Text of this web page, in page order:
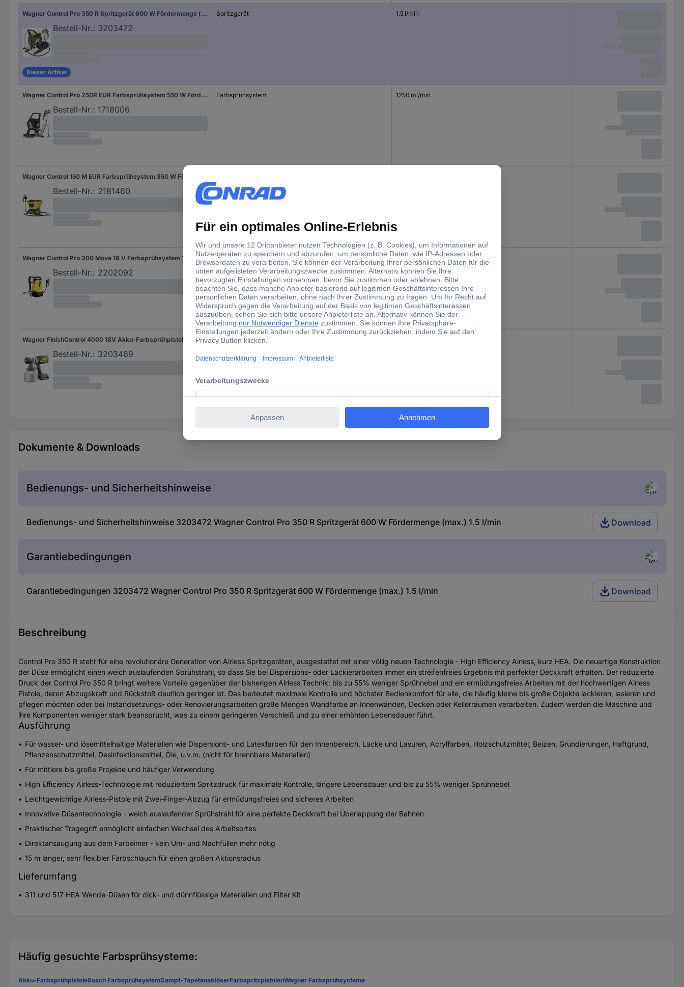
Wagner Control Pro 350 R Spritzgerät 600 W Fördermenge (max.) 1.5 l/min
Bestell-Nr.: 3203472
Dieser Artikel
Spritzgerät 1.5 l/min
Wagner Control Pro 250R EUR Farbsprühsystem 550 W Fördermenge (max.) 1250 ml/min
Bestell-Nr.: 1718006
Farbsprühsystem 1250 ml/min
Bestell-Nr.: 2181460
Wagner Control Pro 300 Move 18 V Farbsprühsystem 18 V Fördermenge (max.) 0.9 l/min
Bestell-Nr.: 2202092
Farbsprühsystem 0.9 l/min
Wagner FinishControl 4000 18V Akku-Farbsprühpistole 370 W
Bestell-Nr.: 3203469
Akku-Farbsprühpistole
Dokumente & Downloads
Bedienungs- und Sicherheitshinweise
Bedienungs- und Sicherheitshinweise 3203472 Wagner Control Pro 350 R Spritzgerät 600 W Fördermenge (max.) 1.5 l/min Download
Garantiebedingungen
Garantiebedingungen 3203472 Wagner Control Pro 350 R Spritzgerät 600 W Fördermenge (max.) 1.5 l/min Download
Beschreibung
Control Pro 350 R steht für eine revolutionäre Generation von Airless Spritzgeräten, ausgestattet mit einer völlig neuen Technologie - High Efficiency Airless, kurz HEA. Die neuartige Konstruktion
der Düse ermöglicht einen weich auslaufenden Sprühstrahl, so dass Sie bei Dispersions- oder Lackierarbeiten immer ein streifenfreies Ergebnis mit perfekter Deckkraft erhalten. Der reduzierte
Druck der Control Pro 350 R bringt weitere Vorteile gegenüber der bisherigen Airless Technik: bis zu 55% weniger Sprühnebel und ein ermüdungsfreies Arbeiten mit der hochwertigen Airless
Pistole, deren Abzugskraft und Rückstoß deutlich geringer ist. Das bedeutet maximale Kontrolle und höchster Bedienkomfort für alle, die häufig kleine bis große Objekte lackieren, lasieren und
pflegen möchten oder bei Instandsetzungs- oder Renovierungsarbeiten große Mengen Wandfarbe an Innenwänden, Decken oder Kellerräumen verarbeiten. Zudem werden die Maschine und
ihre Komponenten weniger stark beansprucht, was zu einem geringeren Verschleiß und zu einer erhöhten Lebensdauer führt.
Ausführung
Für wasser- und lösemittelhaltige Materialien wie Dispersions- und Latexfarben für den Innenbereich, Lacke und Lasuren, Acrylfarben, Holzschutzmittel, Beizen, Grundierungen, Haftgrund,
Pflanzenschutzmittel, Desinfektionsmittel, Öle, u.v.m. (nicht für brennbare Materialien)
Für mittlere bis große Projekte und häufiger Verwendung
High Efficiency Airless-Technologie mit reduziertem Spritzdruck für maximale Kontrolle, längere Lebensdauer und bis zu 55% weniger Sprühnebel
Leichtgewichtige Airless-Pistole mit Zwei-Finger-Abzug für ermüdungsfreies und sicheres Arbeiten
Innovative Düsentechnologie - weich auslaufender Sprühstrahl für eine perfekte Deckkraft bei Überlappung der Bahnen
Praktischer Tragegriff ermöglicht einfachen Wechsel des Arbeitsortes
Direktansaugung aus dem Farbeimer - kein Um- und Nachfüllen mehr nötig
15 m langer, sehr flexibler Farbschlauch für einen großen Aktionsradius
Lieferumfang
311 und 517 HEA Wende-Düsen für dick- und dünnflüssige Materialien und Filter Kit
Häufig gesuchte Farbsprühsysteme:
Akku-FarbsprühpistoleBosch FarbsprühsystemDampf-TapetenablöserFarbspritzpistolenWagner Farbsprühsysteme